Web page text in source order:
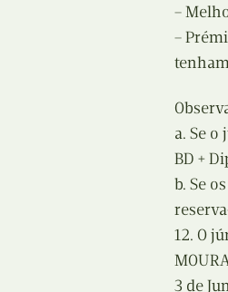
–
–
a. Se
BD +
b. Se
12. O
3 de